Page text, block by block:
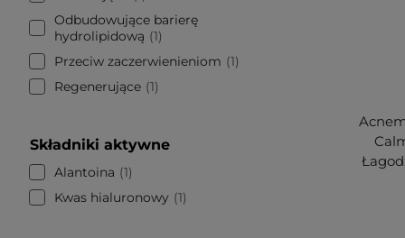
Odbudowujące barierę
hydrolipidową
1
Przeciw zaczerwienieniom
1
Regenerujące 1
Składniki aktywne
Alantoina
1
Kwas hialuronowy
1